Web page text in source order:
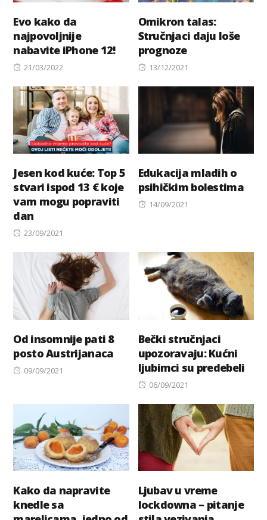
Evo kako da
najpovoljnije
nabavite iPhone 12!
Posted
21/03/2022
Omikron talas:
Stručnjaci daju loše
prognoze
Posted
13/12/2021
Jesen kod kuće: Top 5
stvari ispod 13 € koje
vam mogu popraviti
dan
Posted
23/09/2021
Edukacija mladih o
psihičkim bolestima
Posted
14/09/2021
Od insomnije pati 8
posto Austrijanaca
Posted
09/09/2021
Bečki stručnjaci
upozoravaju: Kućni
ljubimci su predebeli
Posted
06/09/2021
Kako da napravite
knedle sa
Ljubav u vreme
lockdowna – pitanje